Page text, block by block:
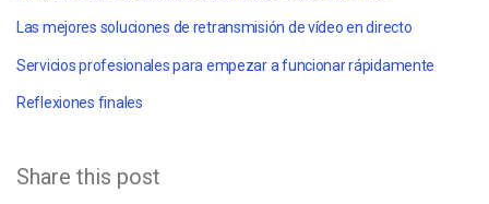
Las mejores soluciones de retransmisión de vídeo en directo
Servicios profesionales para empezar a funcionar rápidamente
Reflexiones finales
Share this post